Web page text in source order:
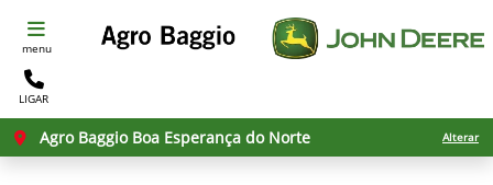
menu
LIGAR
Agro Baggio Boa Esperança do Norte Alterar